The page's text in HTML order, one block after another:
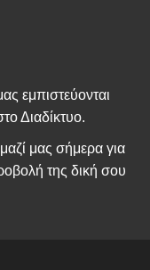
εμπιστεύονται
Διαδίκτυο.
μας σήμερα για
της δική σου